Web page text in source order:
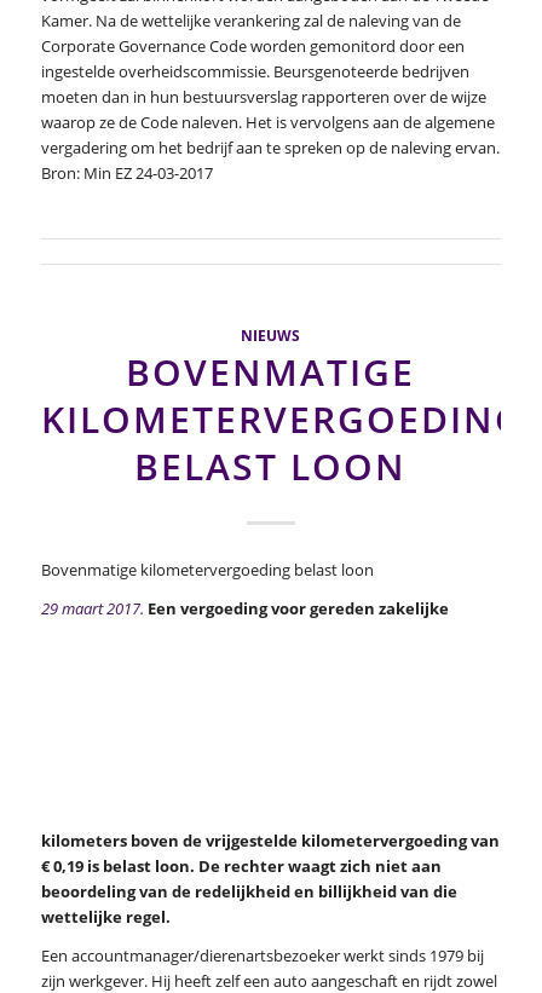
Kamer. Na de wettelijke verankering zal de naleving van de
Corporate Governance Code worden gemonitord door een
ingestelde overheidscommissie. Beursgenoteerde bedrijven
moeten dan in hun bestuursverslag rapporteren over de wijze
waarop ze de Code naleven. Het is vervolgens aan de algemene
vergadering om het bedrijf aan te spreken op de naleving ervan.
Bron: Min EZ 24-03-2017
NIEUWS
BOVENMATIGE
KILOMETERVERGOEDING
BELAST LOON
Bovenmatige kilometervergoeding belast loon
29 maart 2017. Een vergoeding voor gereden zakelijke
kilometers boven de vrijgestelde kilometervergoeding van
€ 0,19 is belast loon. De rechter waagt zich niet aan
beoordeling van de redelijkheid en billijkheid van die
wettelijke regel.
Een accountmanager/dierenartsbezoeker werkt sinds 1979 bij
zijn werkgever. Hij heeft zelf een auto aangeschaft en rijdt zowel